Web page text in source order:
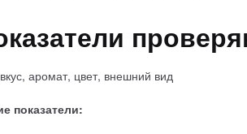
аромат, цвет, внешний вид
показатели: